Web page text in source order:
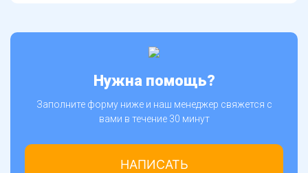
Нужна помощь?
Заполните форму ниже и наш менеджер свяжется с
вами в течение 30 минут
НАПИСАТЬ